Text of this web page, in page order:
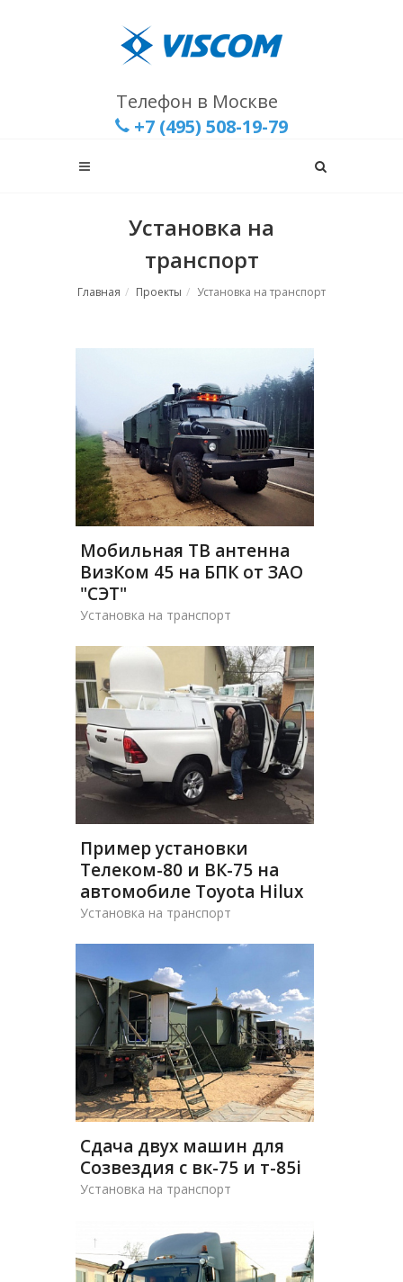
Телефон в Москве
+7 (495) 508-19-79
Установка на
транспорт
Главная Проекты Установка на транспорт
Мобильная ТВ антенна
ВизКом 45 на БПК от ЗАО
"СЭТ"
Установка на транспорт
Пример установки
Телеком-80 и ВК-75 на
автомобиле Toyota Hilux
Установка на транспорт
Сдача двух машин для
Созвездия с вк-75 и т-85i
Установка на транспорт